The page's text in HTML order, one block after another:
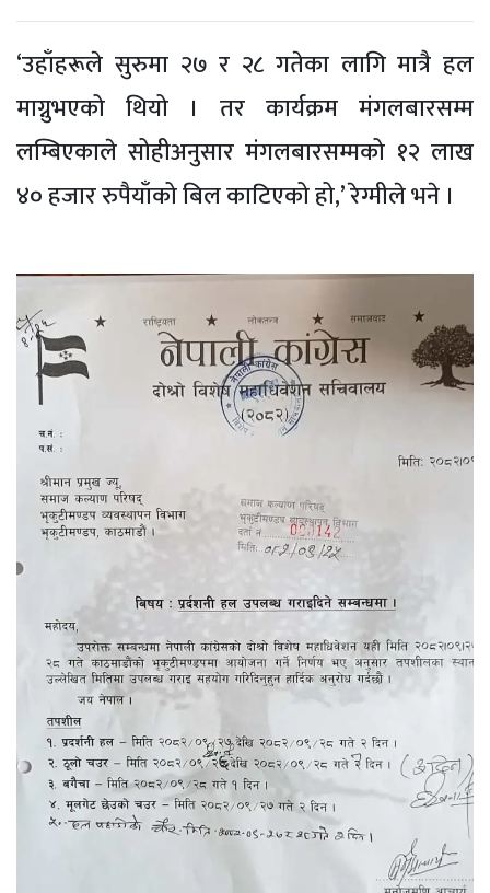
‘उहाँहरूले सुरुमा २७ र २८ गतेका लागि मात्रै हल
माग्नुभएको थियो । तर कार्यक्रम मंगलबारसम्म
लम्बिएकाले सोहीअनुसार मंगलबारसम्मको १२ लाख
४० हजार रुपैयाँको बिल काटिएको हो,’ रेग्मीले भने ।